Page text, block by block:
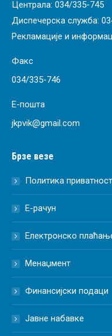
Централа: 034/335-745
Диспечерска служба:
Рекламације и
Факс
034/335-746
Е-пошта
jkpvik@gmail.com
Брзе везе
Политика
Е-рачун
Електронско
Менаџмент
Финансијски подаци
Јавне набавке